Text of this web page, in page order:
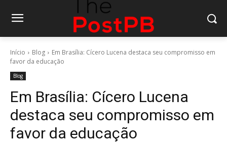
Início Blog
Em Brasília: Cícero Lucena destaca seu compromisso em
favor da educação
Blog
Em Brasília: Cícero Lucena
destaca seu compromisso em
favor da educação